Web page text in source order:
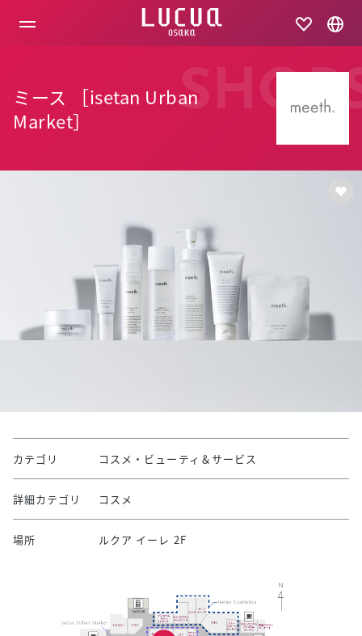
ミース ［isetan Urban
Market］
カテゴリ コスメ・ビューティ＆サービス
詳細カテゴリ コスメ
場所 ルクア イーレ 2F